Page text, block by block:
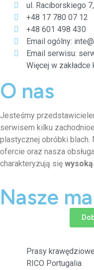
ul. Raciborskiego
+48 17 780 07 12
+48 601 498 430
Email ogólny:
Email serwisu:
Więcej w zakładce
O nas
Jesteśmy
serwisem kilku
plastycznej obróbki blach.
ofercie oraz nasza
charakteryzują się
Nasze
Prasy
RICO Portugalia